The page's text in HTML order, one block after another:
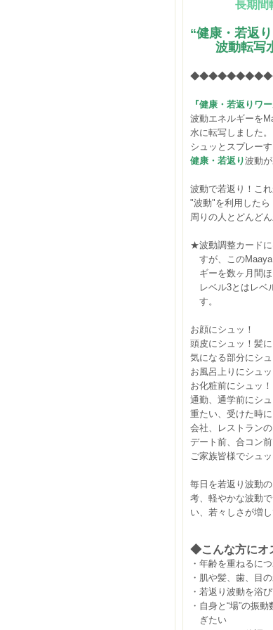
長期間転写
“健康・若返
波動転写
『健康・若返りワー
波動エネルギーを
水に転写しました。
シュッとスプレー
健康・若返り波動
波動で若返り！こ
"波動"を利用したら
周りの人とどんど
★波動調整カードに
すが、このMaaya
ギーを数ヶ月間ほ
レベル3とはレベ
す。
お顔にシュッ！
頭皮にシュッ！髪に
気になる部分にシュ
お風呂上りにシュッ
お化粧前にシュッ！
通勤、通学前にシュ
重たい、受けた時に
会社、レストラン
デート前、合コン前
ご家族皆様でシュッ
毎日を若返り波動
考、軽やかな波動
い、若々しさが増し
◆こんな方にオ
・年齢を重ねるに
・肌や髪、歯、目
・若返り波動を浴
・自身と“場”の振
ぎたい